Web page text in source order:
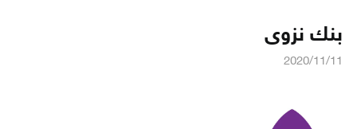
بنك نزوى
2020/11/11